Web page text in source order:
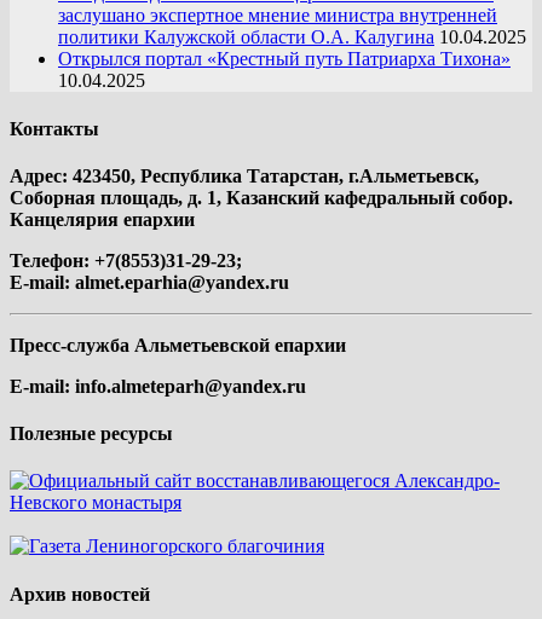
заслушано экспертное мнение министра внутренней
политики Калужской области О.А. Калугина 10.04.2025
Открылся портал «Крестный путь Патриарха Тихона»
10.04.2025
Контакты
Адрес: 423450, Республика Татарстан, г.Альметьевск,
Соборная площадь, д. 1, Казанский кафедральный собор.
Канцелярия епархии
Телефон: +7(8553)31-29-23;
E-mail: almet.eparhia@yandex.ru
Пресс-служба Альметьевской епархии
E-mail: info.almeteparh@yandex.ru
Полезные ресурсы
Архив новостей